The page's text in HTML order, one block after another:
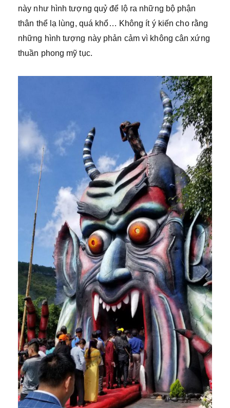
này như hình tượng quỷ để lộ ra những bộ phận
thân thể lạ lùng, quá khổ… Không ít ý kiến cho rằng
những hình tượng này phản cảm vì không cân xứng
thuần phong mỹ tục.